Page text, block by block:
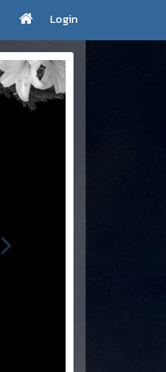
Login